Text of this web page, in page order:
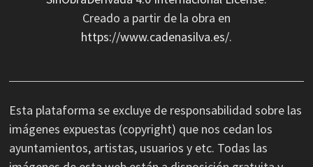
Creado a partir de la obra en
https://www.cadenasilva.es/.
Esta plataforma se excluye de responsabilidad sobre las
imágenes expuestas (copyright) que nos cedan los
ayuntamientos, artistas, usuarios y etc. Todas las